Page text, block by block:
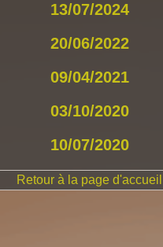
13/07/2024
20/06/2022
09/04/2021
03/10/2020
10/07/2020
Retour à la page d'accueil